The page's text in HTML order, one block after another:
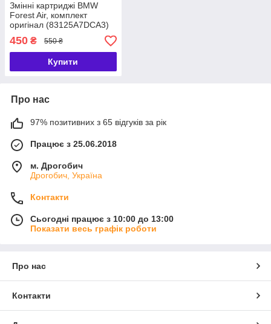
Змінні картриджі BMW
Forest Air, комплект
оригінал (83125A7DCA3)
450 ₴ 550 ₴
Купити
Про нас
97% позитивних з 65 відгуків за рік
Працює з 25.06.2018
м. Дрогобич
Дрогобич, Україна
Контакти
Сьогодні працює з 10:00 до 13:00
Показати весь графік роботи
Про нас
Контакти